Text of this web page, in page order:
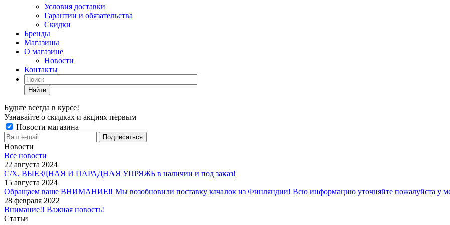
Условия доставки
Гарантии и обязательства
Скидки
Бренды
Магазины
О магазине
Новости
Контакты
Найти
Будьте всегда в курсе!
Узнавайте о скидках и акциях первым
Новости магазина
Новости
Все новости
22 августа 2024
С/Х, ВЫЕЗДНАЯ И ПАРАДНАЯ УПРЯЖЬ в наличии и под заказ!
15 августа 2024
Обращаем ваше ВНИМАНИЕ‼ Мы возобновили поставку качалок из Финляндии! Всю информацию уточняйте пожалуйста у
28 февраля 2022
Внимание!! Важная новость!
Статьи